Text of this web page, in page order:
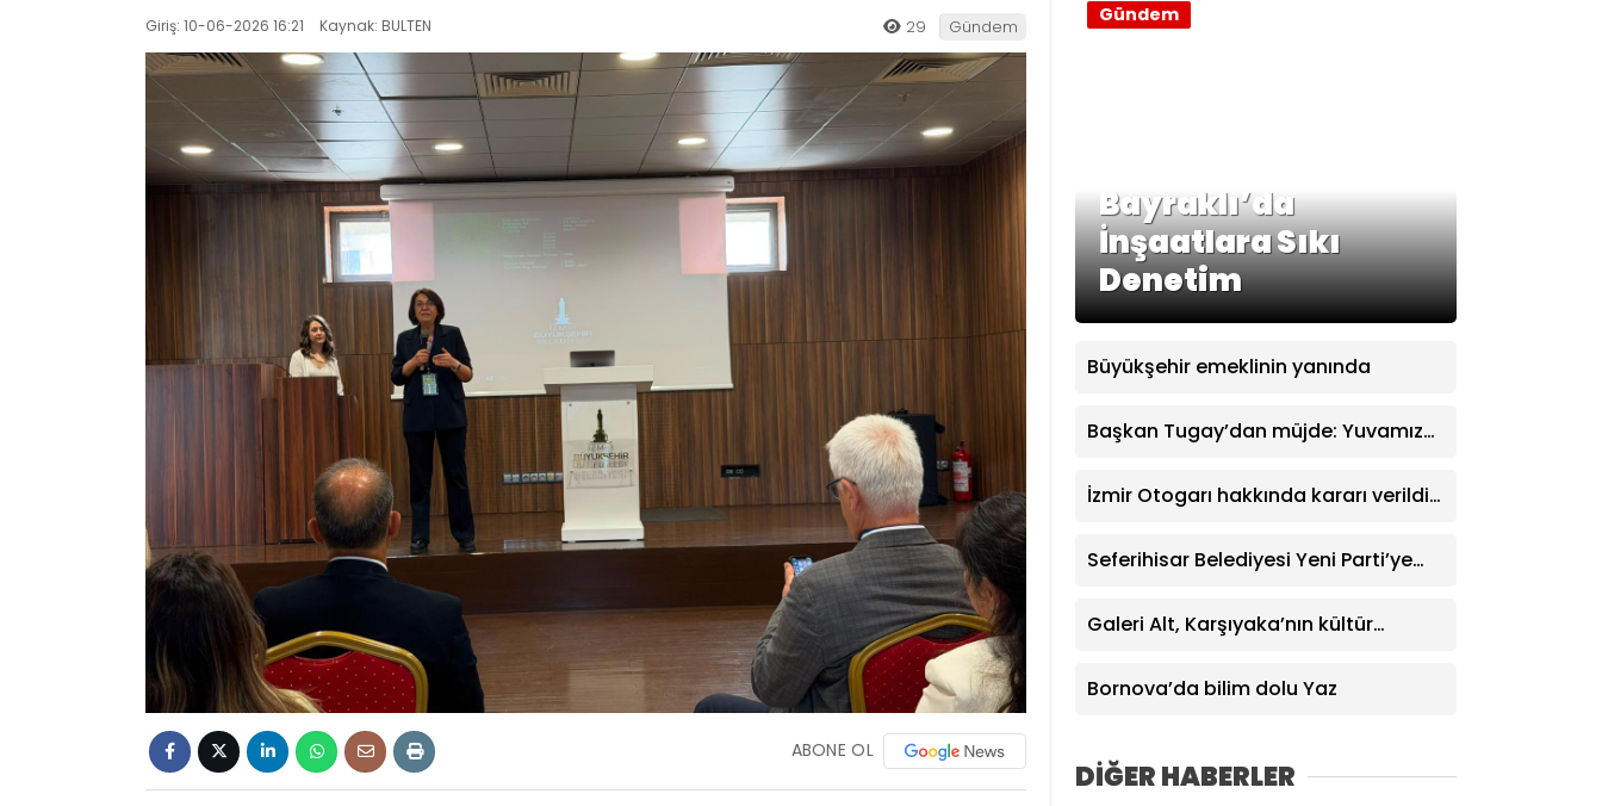
Giriş: 10-06-2026 16:21 Kaynak: BULTEN 29 Gündem
ABONE OL
Bayraklı’da
İnşaatlara Sıkı
Denetim
Gündem
Büyükşehir emeklinin yanında
Başkan Tugay’dan müjde: Yuvamız
indirildi
İzmir Otogarı hakkında kararı verildi:
Seferihisar Belediyesi Yeni Parti’ye
Galeri Alt, Karşıyaka’nın kültür
Bornova’da bilim dolu Yaz
DİĞER HABERLER